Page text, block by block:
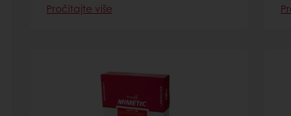
Pročitajte više